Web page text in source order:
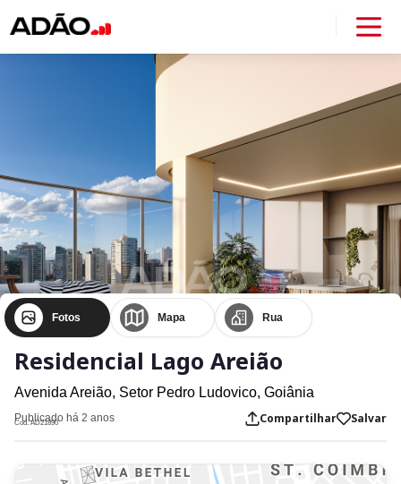
Fotos Mapa Rua
Residencial Lago Areião
Avenida Areião, Setor Pedro Ludovico, Goiânia
Publicado há 2 anos
Cod. AD21890 Compartilhar Salvar